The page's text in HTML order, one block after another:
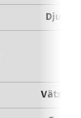
Djup
Vätska